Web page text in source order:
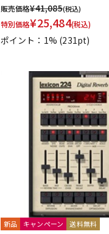
販売価格¥41,085(税込)
特別価格¥25,484(税込)
ポイント：1% (231pt)
新品 キャンペーン 送料無料